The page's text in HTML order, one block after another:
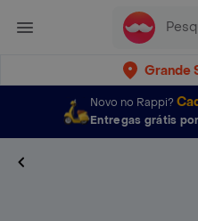
Grande
Novo no Rappi?
Entregas grátis